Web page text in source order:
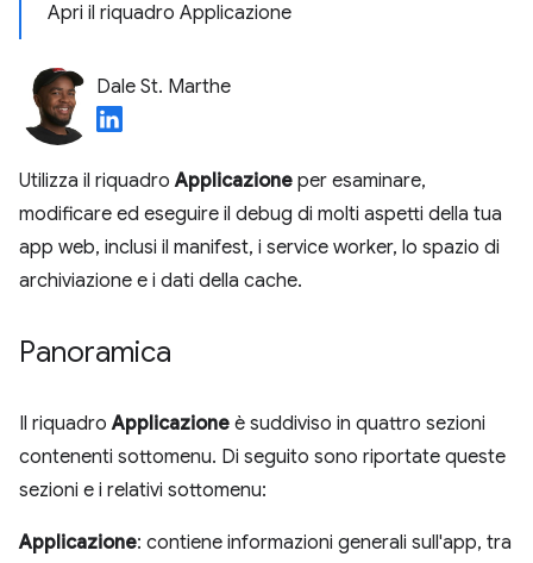
Apri il riquadro Applicazione
Dale St. Marthe
Utilizza il riquadroApplicazione per esaminare,
modificare ed eseguire il debug di molti aspetti della tua
app web, inclusi il manifest, i service worker, lo spazio di
archiviazione e i dati della cache.
Panoramica
Il riquadroApplicazione è suddiviso in quattro sezioni
contenenti sottomenu. Di seguito sono riportate queste
sezioni e i relativi sottomenu:
Applicazione: contiene informazioni generali sull'app, tra